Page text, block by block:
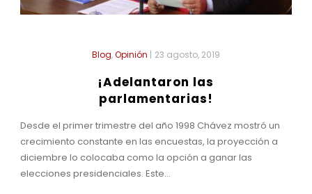
Blog,Opinión | 23 agosto, 2019
¡Adelantaron las
parlamentarias!
Desde el primer trimestre del año 1998 Chávez mostró un
crecimiento constante en las encuestas, la proyección a
diciembre lo colocaba como la opción a ganar las
elecciones presidenciales. Este...